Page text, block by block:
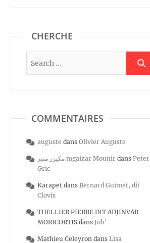
CHERCHE
COMMENTAIRES
auguste dans Olivier Auguste
مكيزر منير mgaizar Mounir dans Peter
Gric
Karapet dans Bernard Guimet, dit
Clovis
THELLIER PIERRE DIT ADJINVAR
MORICORTIS dans Joh’
Mathieu Celeyron dans Lisa